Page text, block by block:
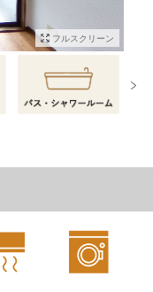
フルスクリーン